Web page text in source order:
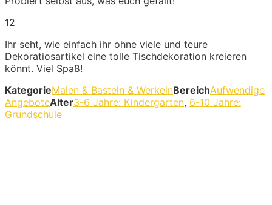
12
Ihr seht, wie einfach ihr ohne viele und teure
Dekoratiosartikel eine tolle Tischdekoration kreieren
könnt. Viel Spaß!
KategorieMalen & Basteln & WerkelnBereichAufwendige
AngeboteAlter3-6 Jahre: Kindergarten, 6-10 Jahre:
Grundschule